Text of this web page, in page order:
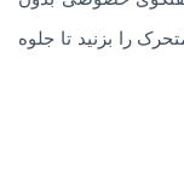
را بزنید تا جلوه